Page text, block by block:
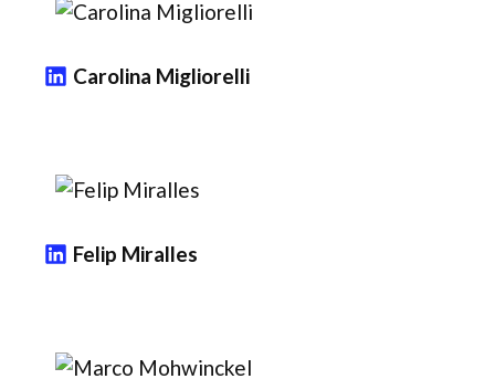
Carolina Migliorelli
Felip Miralles